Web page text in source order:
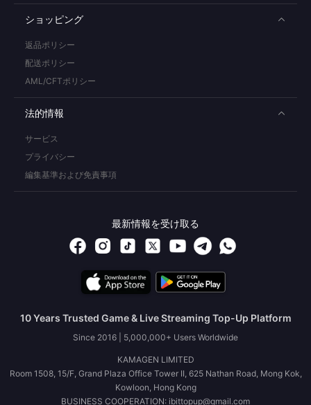
ショッピング
返品ポリシー
配送ポリシー
AML/CFTポリシー
法的情報
サービス
プライバシー
編集基準および免責事項
最新情報を受け取る
10 Years Trusted Game & Live Streaming Top-Up Platform
Since 2016 | 5,000,000+ Users Worldwide
KAMAGEN LIMITED
Room 1508, 15/F, Grand Plaza Office Tower II, 625 Nathan Road, Mong Kok,
Kowloon, Hong Kong
BUSINESS COOPERATION: ibittopup@gmail.com